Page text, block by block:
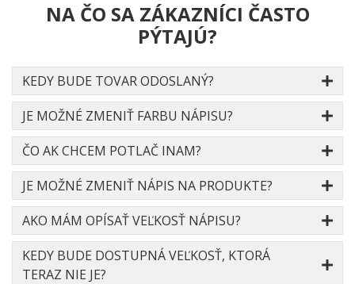
NA ČO SA ZÁKAZNÍCI ČASTO
PÝTAJÚ?
KEDY BUDE TOVAR ODOSLANÝ?
JE MOŽNÉ ZMENIŤ FARBU NÁPISU?
ČO AK CHCEM POTLAČ INAM?
JE MOŽNÉ ZMENIŤ NÁPIS NA PRODUKTE?
AKO MÁM OPÍSAŤ VEĽKOSŤ NÁPISU?
KEDY BUDE DOSTUPNÁ VEĽKOSŤ, KTORÁ
TERAZ NIE JE?